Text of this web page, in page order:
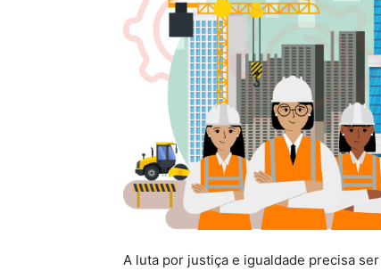
A luta por justiça e igualdade precisa